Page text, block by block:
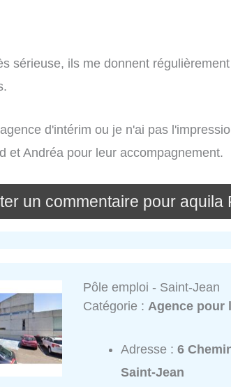
sérieuse, ils me donnent
d'intérim ou je n'ai pas
et Andréa pour leur accompagnement.
un commentaire pour aquila
Pôle emploi - Saint-Jean
Catégorie :Agence pour
Adresse :6
Saint-Jean